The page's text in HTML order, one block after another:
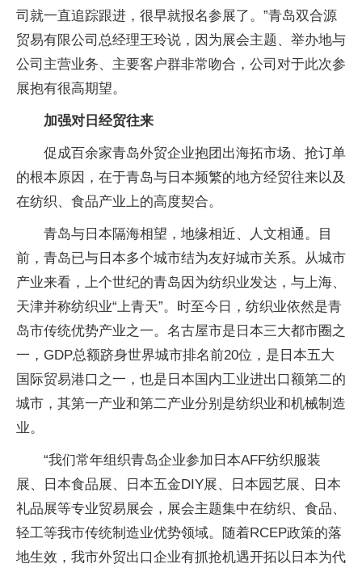
司就一直追踪跟进，很早就报名参展了。”青岛双合源
贸易有限公司总经理王玲说，因为展会主题、举办地与
公司主营业务、主要客户群非常吻合，公司对于此次参
展抱有很高期望。
加强对日经贸往来
促成百余家青岛外贸企业抱团出海拓市场、抢订单
的根本原因，在于青岛与日本频繁的地方经贸往来以及
在纺织、食品产业上的高度契合。
青岛与日本隔海相望，地缘相近、人文相通。目
前，青岛已与日本多个城市结为友好城市关系。从城市
产业来看，上个世纪的青岛因为纺织业发达，与上海、
天津并称纺织业“上青天”。时至今日，纺织业依然是青
岛市传统优势产业之一。名古屋市是日本三大都市圈之
一，GDP总额跻身世界城市排名前20位，是日本五大
国际贸易港口之一，也是日本国内工业进出口额第二的
城市，其第一产业和第二产业分别是纺织业和机械制造
业。
“我们常年组织青岛企业参加日本AFF纺织服装
展、日本食品展、日本五金DIY展、日本园艺展、日本
礼品展等专业贸易展会，展会主题集中在纺织、食品、
轻工等我市传统制造业优势领域。随着RCEP政策的落
地生效，我市外贸出口企业有抓抢机遇开拓以日本为代